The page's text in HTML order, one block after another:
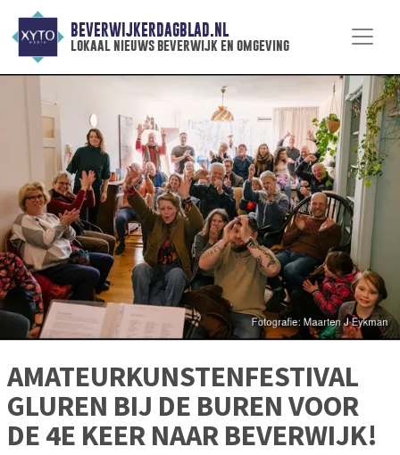
BEVERWIJKERDAGBLAD.NL
lokaal nieuws beverwijk en omgeving
AMATEURKUNSTENFESTIVAL
GLUREN BIJ DE BUREN VOOR
DE 4E KEER NAAR BEVERWIJK!